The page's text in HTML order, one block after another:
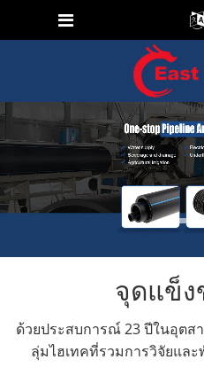
จุดแข็ง
ด้วยประสบการณ์ 23 ปีในอุตส
ลุ่มไฮเทคที่รวมการวิจัยแล